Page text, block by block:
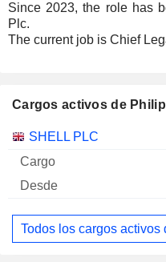
Since 2023, the role has
Plc.
The current job is Chief
Cargos activos de
Empresas Cargo
SHELL PLC
Todos los cargos